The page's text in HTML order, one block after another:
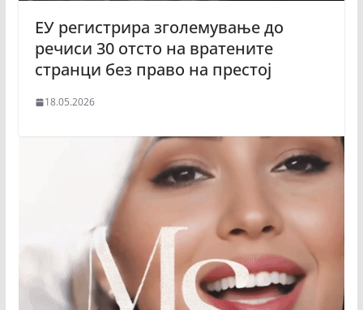
ЕУ регистрира зголемување до
речиси 30 отсто на вратените
странци без право на престој
18.05.2026